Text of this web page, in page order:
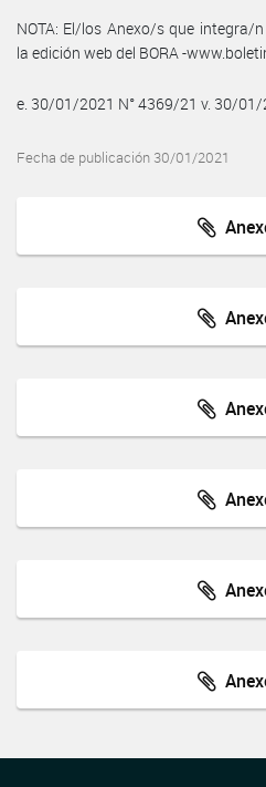
NOTA: El/los Anexo/s que integra/
la edición web del BORA -
e. 30/01/2021 N° 4369/21 v. 30/01/
Fecha de publicación 30/01/2021